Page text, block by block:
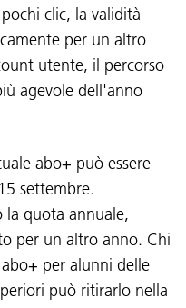
clic, la validità
per un altro
utente, il percorso
agevole dell'anno
abo+ può essere
settembre.
la quota annuale,
per un altro anno. Chi
per alunni delle
può ritirarlo nella